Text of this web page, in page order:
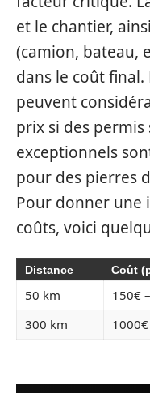
et le chantier,
(camion, bateau,
dans le coût
peuvent
prix si des permis
exceptionnels
pour des pierres
Pour donner une
coûts, voici
Distance Coût
50 km
150€
300 km